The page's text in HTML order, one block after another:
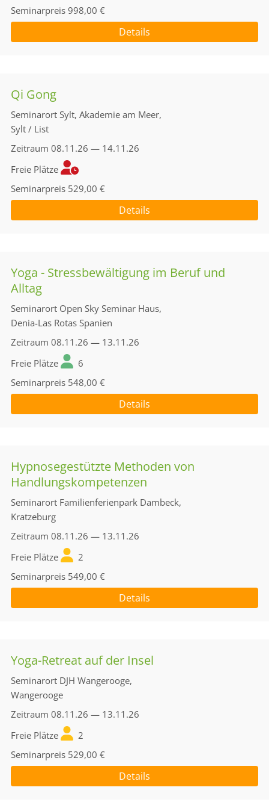
Seminarpreis 998,00 €
Details
Qi Gong
Seminarort Sylt, Akademie am Meer,
Sylt / List
Zeitraum 08.11.26 — 14.11.26
Freie Plätze
Seminarpreis 529,00 €
Details
Yoga - Stressbewältigung im Beruf und
Alltag
Seminarort Open Sky Seminar Haus,
Denia-Las Rotas Spanien
Zeitraum 08.11.26 — 13.11.26
Freie Plätze
6
Seminarpreis 548,00 €
Details
Hypnosegestützte Methoden von
Handlungskompetenzen
Seminarort Familienferienpark Dambeck,
Kratzeburg
Zeitraum 08.11.26 — 13.11.26
Freie Plätze
2
Seminarpreis 549,00 €
Details
Yoga-Retreat auf der Insel
Seminarort DJH Wangerooge,
Wangerooge
Zeitraum 08.11.26 — 13.11.26
Freie Plätze
2
Seminarpreis 529,00 €
Details